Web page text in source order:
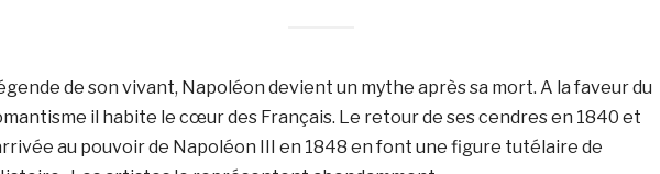
de son vivant, Napoléon devient un mythe après sa mort. A la faveur du
il habite le cœur des Français. Le retour de ses cendres en 1840 et
au pouvoir de Napoléon III en 1848 en font une figure tutélaire de